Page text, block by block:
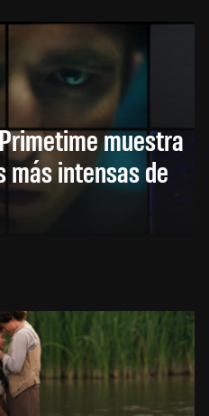
muestra
más intensas de